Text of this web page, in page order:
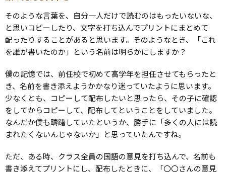
そのような言葉を、自分一人だけで読むのはもったいないな、
と思いコピーしたり、文字を打ち込んでプリントにまとめて
配ったりすることがあると思います。そのようなとき、「これ
を誰が書いたのか」という名前は明らかにしますか？
僕の記憶では、前任校で初めて高学年を担任させてもらったと
き、名前を書き添えようかかなり迷っていたように思います。
少なくとも、コピーして配布したいと思ったら、その子に確認
をしてからコピーして、配布してということをしていました。
なんだか僕も躊躇していたというか、勝手に「多くの人には読
まれたくないんじゃないか」と思っていたんですね。
ただ、ある時、クラス全員の国語の意見を打ち込んで、名前も
書き添えてプリントにし、配布したときに、「〇〇さんの意見